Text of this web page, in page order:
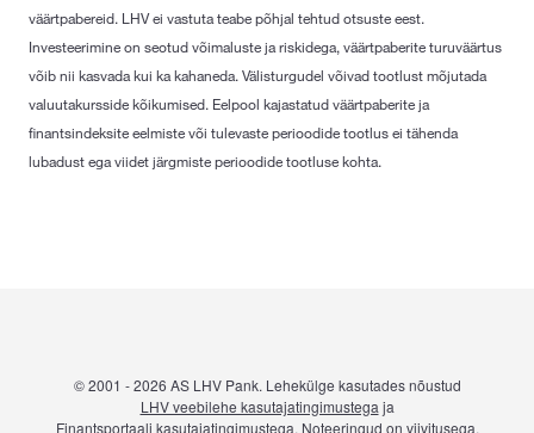
väärtpabereid. LHV ei vastuta teabe põhjal tehtud otsuste eest.
Investeerimine on seotud võimaluste ja riskidega, väärtpaberite turuväärtus
võib nii kasvada kui ka kahaneda. Välisturgudel võivad tootlust mõjutada
valuutakursside kõikumised. Eelpool kajastatud väärtpaberite ja
finantsindeksite eelmiste või tulevaste perioodide tootlus ei tähenda
lubadust ega viidet järgmiste perioodide tootluse kohta.
© 2001 -2026 AS LHV Pank. Lehekülge kasutades nõustud
LHV veebilehe kasutajatingimustega ja
Finantsportaali kasutajatingimustega. Noteeringud on viivitusega.